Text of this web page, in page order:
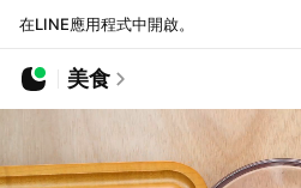
在LINE應用程式中開啟。
美食